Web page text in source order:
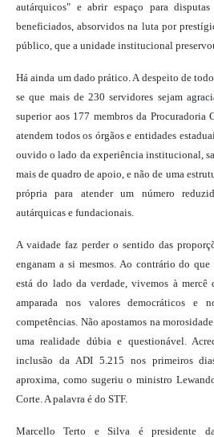
autárquicos" e abrir espaço para
beneficiados, absorvidos na luta por
público, que a unidade institucional
Há ainda um dado prático. A despeito de
se que mais de 230 servidores sejam
superior aos 177 membros da Procuradoria
atendem todos os órgãos e entidades
ouvido o lado da experiência institucional,
mais de quadro de apoio, e não de uma
própria para atender um número
autárquicas e fundacionais.
A vaidade faz perder o sentido das
enganam a si mesmos. Ao contrário do
está do lado da verdade, vivemos à
amparada nos valores democráticos e
competências. Não apostamos na
uma realidade dúbia e questionável.
inclusão da ADI 5.215 nos primeiros
aproxima, como sugeriu o ministro
Corte. A palavra é do STF.
Marcello Terto e Silva é presidente